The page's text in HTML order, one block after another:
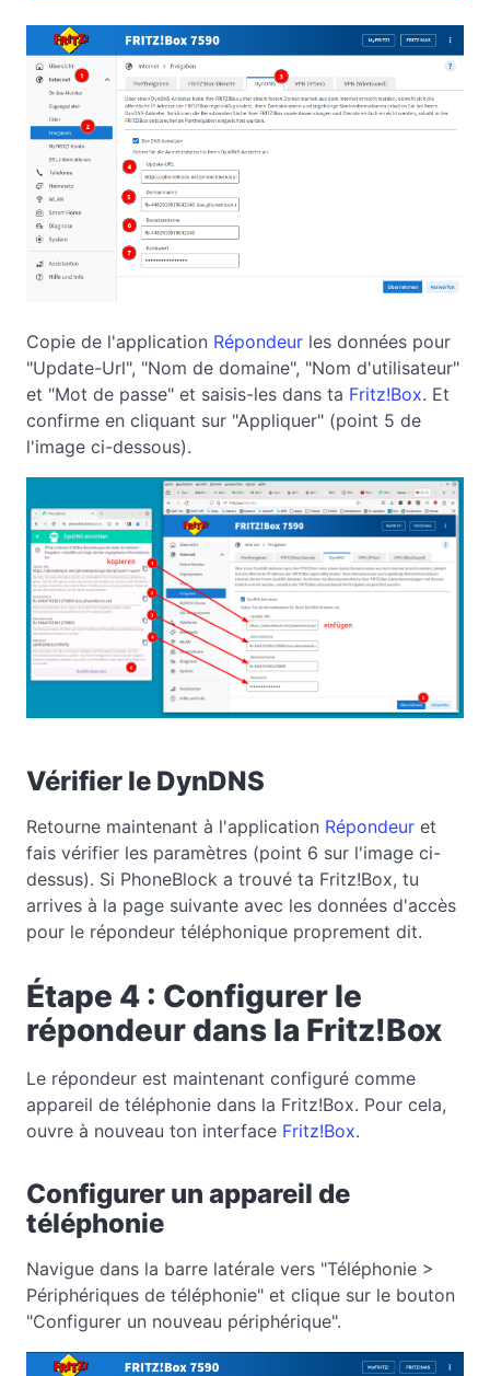
Copie de l'application Répondeur les données pour
"Update-Url", "Nom de domaine", "Nom d'utilisateur"
et "Mot de passe" et saisis-les dans ta Fritz!Box. Et
confirme en cliquant sur "Appliquer" (point 5 de
l'image ci-dessous).
Vérifier le DynDNS
Retourne maintenant à l'application Répondeur et
fais vérifier les paramètres (point 6 sur l'image ci-
dessus). Si PhoneBlock a trouvé ta Fritz!Box, tu
arrives à la page suivante avec les données d'accès
pour le répondeur téléphonique proprement dit.
Étape 4 : Configurer le
répondeur dans la Fritz!Box
Le répondeur est maintenant configuré comme
appareil de téléphonie dans la Fritz!Box. Pour cela,
ouvre à nouveau ton interface Fritz!Box.
Configurer un appareil de
téléphonie
Navigue dans la barre latérale vers "Téléphonie >
Périphériques de téléphonie" et clique sur le bouton
"Configurer un nouveau périphérique".